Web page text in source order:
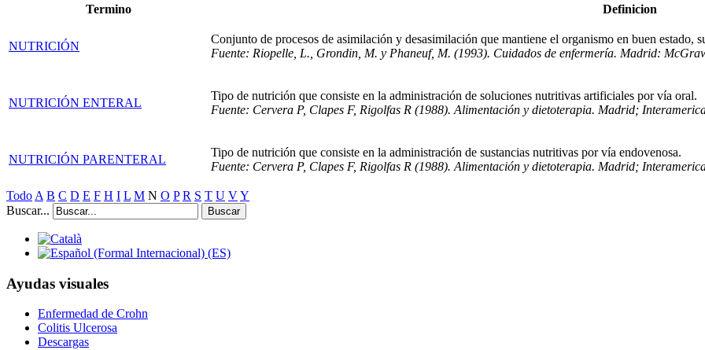
Termino
Definicion
NUTRICIÓN
Conjunto de procesos de asimilación y desasimilación que mantiene el organismo en buen estado,
Fuente: Riopelle, L., Grondin, M. y Phaneuf, M. (1993). Cuidados de enfermería. Madrid:
NUTRICIÓN ENTERAL
Tipo de nutrición que consiste en la administración de soluciones nutritivas artificiales por vía oral.
Fuente: Cervera P, Clapes F, Rigolfas R (1988). Alimentación y dietoterapia. Madrid;
NUTRICIÓN PARENTERAL
Tipo de nutrición que consiste en la administración de sustancias nutritivas por vía endovenosa.
Fuente: Cervera P, Clapes F, Rigolfas R (1988). Alimentación y dietoterapia. Madrid;
Todo A B C D E F H I L M N O P R S T U VY
Buscar...
Buscar
Ayudas visuales
Enfermedad de Crohn
Colitis Ulcerosa
Descargas